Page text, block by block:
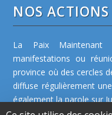
NOS ACTIONS
La Paix
manifestations ou
province où des cercles
diffuse régulièrement
également la parole sur